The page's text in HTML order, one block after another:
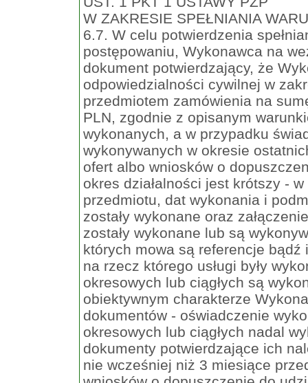
W ZAKRESIE SPEŁNIANIA
6.7. W celu potwierdzenia
postępowaniu, Wykonawca na
dokument potwierdzający, że
odpowiedzialności cywilnej w
przedmiotem zamówienia na
PLN, zgodnie z opisanym
wykonanych, a w przypadku
wykonywanych w okresie
ofert albo wniosków o
okres działalności jest krótszy -
przedmiotu, dat wykonania i
zostały wykonane oraz
zostały wykonane lub są
których mowa są referencje
na rzecz którego usługi były
okresowych lub ciągłych są
obiektywnym charakterze
dokumentów - oświadczenie
okresowych lub ciągłych nadal
dokumenty potwierdzające ich
nie wcześniej niż 3 miesiące